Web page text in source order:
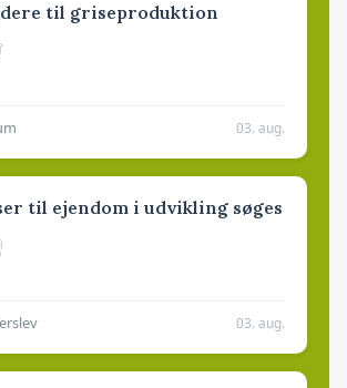
til griseproduktion
03. aug.
til ejendom i udvikling søges
03. aug.